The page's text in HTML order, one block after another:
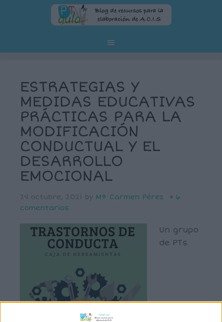
ESTRATEGIAS Y
MEDIDAS EDUCATIVAS
PRÁCTICAS PARA LA
MODIFICACIÓN
CONDUCTUAL Y EL
DESARROLLO
EMOCIONAL
24 octubre, 2021 by Mª Carmen Pérez
6
comentarios
Un grupo
de PTs